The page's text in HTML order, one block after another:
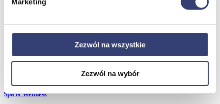
Marketing
Zezwól na wszystkie
Zezwól na wybór
Kozetki
Taborety i krzesła
Stoły
Zobacz wszystko
Spa & Wellness